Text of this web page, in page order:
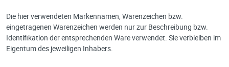
Die hier verwendeten Markennamen, Warenzeichen bzw.
eingetragenen Warenzeichen werden nur zur Beschreibung bzw.
Identifikation der entsprechenden Ware verwendet. Sie verbleiben im
Eigentum des jeweiligen Inhabers.